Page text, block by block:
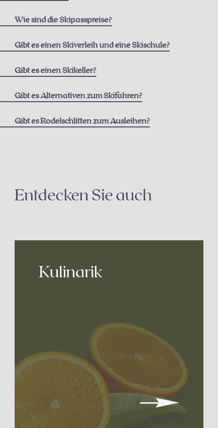
Wie sind die Skipasspreise?
Gibt es einen Skiverleih und eine Skischule?
Skiverleih
Skischule
Gibt es einen Skikeller?
Gibt es Alternativen zum Skifahren?
Paragleiten im Winter
hier
Gibt es Rodelschlitten zum Ausleihen?
Entdecken Sie auch
Kulinarik